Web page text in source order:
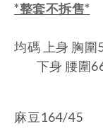
*整套不拆售*
均碼 上身 胸圍
下身 腰圍
麻豆164/45